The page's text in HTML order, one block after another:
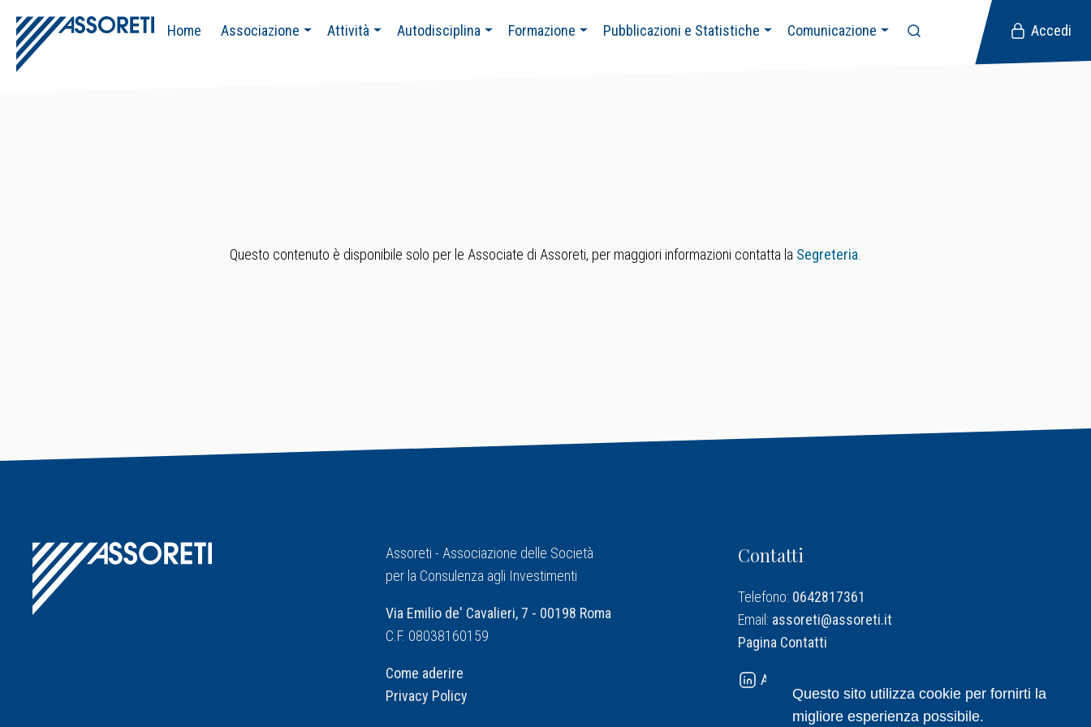
Questo sito utilizza cookie per fornirti la
migliore esperienza possibile.
Accedi
Home Associazione Attività Autodisciplina Formazione Pubblicazioni e Statistiche Comunicazione
Questo contenuto è disponibile solo per le Associate di Assoreti, per maggiori informazioni contatta la Segreteria
Assoreti - Associazione delle Società
per la Consulenza agli Investimenti
Via Emilio de' Cavalieri, 7 - 00198 Roma
C.F. 08038160159
Come aderire
Privacy Policy
Contatti
Telefono: 0642817361
Email: assoreti@assoreti.it
Pagina Contatti
Assoreti su Linkedin